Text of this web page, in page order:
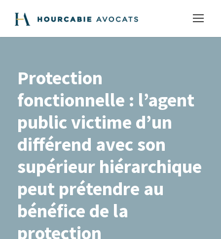
Protection
fonctionnelle : l’agent
public victime d’un
différend avec son
supérieur hiérarchique
peut prétendre au
bénéfice de la
protection